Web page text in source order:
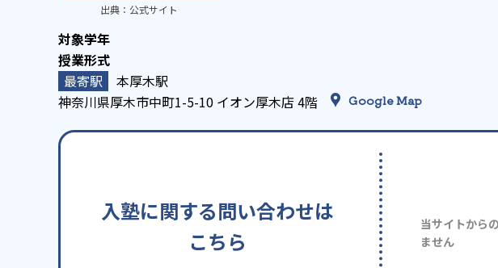
出典： 公式サイト
本厚木駅
神奈川県厚木市中町1-5-10 イオン厚木店 4階
Google Map
入塾に関する問い合わせは
こちら
当サイトから
ません